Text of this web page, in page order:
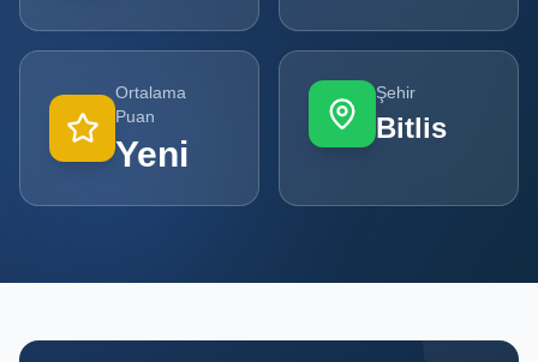
Kampanyalar
POPÜLER
KATEGORILER
Ortalama
Puan
Yeni
Şehir
Bitlis